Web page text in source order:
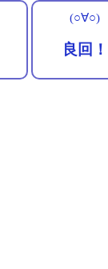
(○∀○)
良回！